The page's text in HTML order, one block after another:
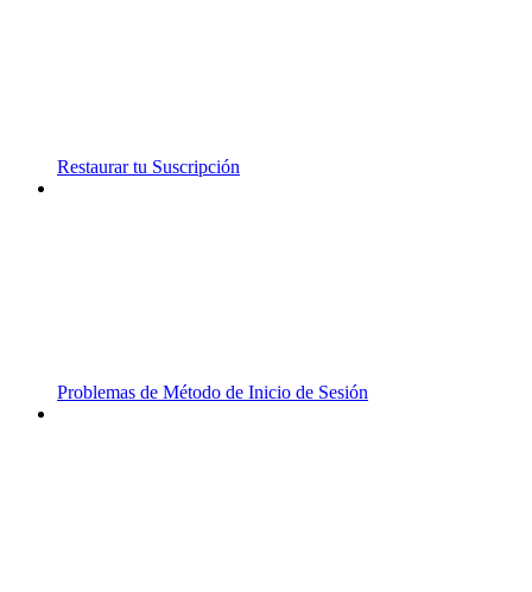
Restaurar tu Suscripción
Problemas de Método de Inicio de Sesión